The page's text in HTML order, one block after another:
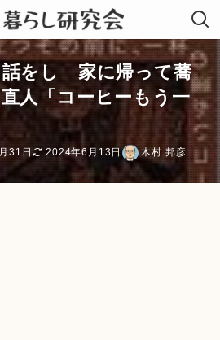
話をし 家に帰って蕎
人「コーヒーもう一
31日 2024年6月13日 木村 邦彦